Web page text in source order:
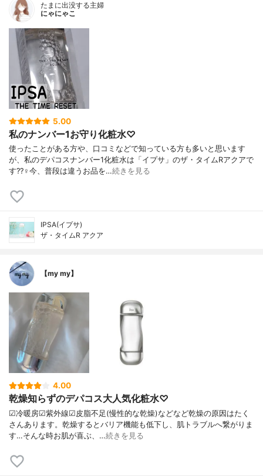
たまに出没する主婦
にゃにゃこ
5.00
私のナンバー1お守り化粧水♡
使ったことがある方や、口コミなどで知っている方も多いと思います
が、私のデパコスナンバー1化粧水は「イプサ」のザ・タイムRアクアで
す??‍♀️今、普段は違うお品を…続きを見る
IPSA(イプサ)
ザ・タイムR アクア
【my my】
4.00
乾燥知らずのデパコス大人気化粧水♡
☑︎冷暖房☑︎紫外線☑︎皮脂不足(慢性的な乾燥)などなど乾燥の原因はたく
さんあります。乾燥するとバリア機能も低下し、肌トラブルへ繋がりま
す…そんな時お肌が喜ぶ、…続きを見る